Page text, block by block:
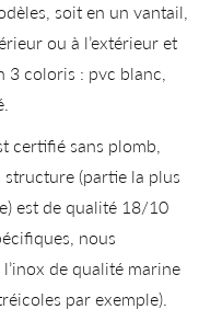
soit en un vantail,
ou à l’extérieur et
3 coloris : pvc blanc,
certifié sans plomb,
structure (partie la plus
est de qualité 18/10
nous
de qualité marine
par exemple).